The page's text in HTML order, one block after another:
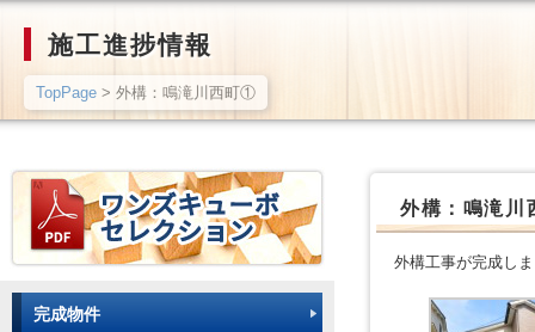
施工進捗情報
TopPage > 外構：鳴滝川西町①
外構：鳴滝
外構工事が完成し
完成物件